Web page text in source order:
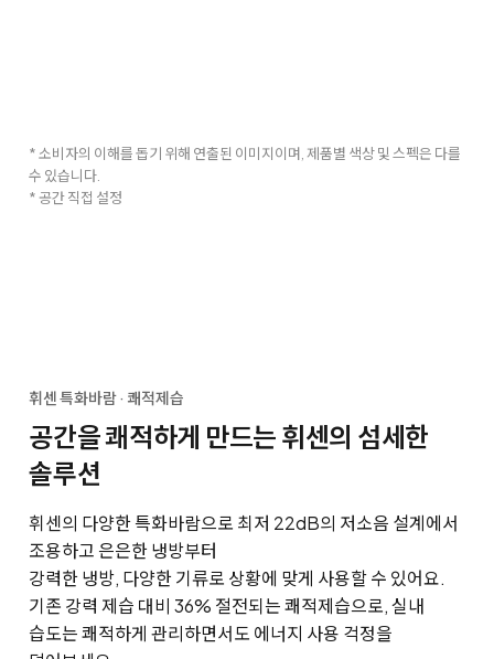
* 소비자의 이해를 돕기 위해 연출된 이미지이며, 제품별 색상 및 스펙은 다를
수 있습니다.
* 공간 직접 설정
휘센 특화바람 · 쾌적제습
공간을 쾌적하게 만드는 휘센의 섬세한
솔루션
휘센의 다양한 특화바람으로 최저 22dB의 저소음 설계에서
조용하고 은은한 냉방부터
강력한 냉방, 다양한 기류로 상황에 맞게 사용할 수 있어요.
기존 강력 제습 대비 36% 절전되는 쾌적제습으로, 실내
습도는 쾌적하게 관리하면서도 에너지 사용 걱정을